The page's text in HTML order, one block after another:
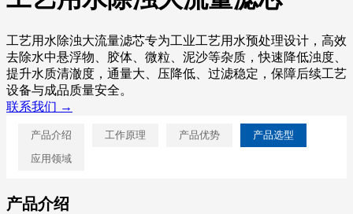
工艺用水除浊大流量滤芯专为工业工艺用水预处理设计，高效
去除水中悬浮物、胶体、微粒、泥沙等杂质，快速降低浊度、
提升水质清澈度，通量大、压降低、过滤稳定，保障后续工艺
设备与成品质量安全。
联系我们 →
产品介绍 工作原理 产品优势
产品选型
应用领域
产品介绍